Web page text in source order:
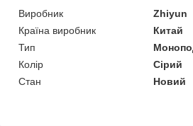
Виробник
Zhiyun
Країна виробник
Китай
Тип
Колір
Сірий
Стан
Новий